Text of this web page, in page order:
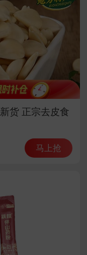
货 正宗去皮食
马上抢